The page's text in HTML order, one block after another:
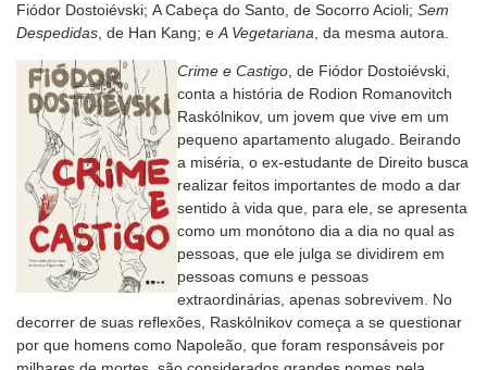
Fiódor Dostoiévski; A Cabeça do Santo, de Socorro Acioli; Sem
Despedidas , de Han Kang; e A Vegetariana , da mesma autora.
Crime e Castigo , de Fiódor Dostoiévski,
conta a história de Rodion Romanovitch
Raskólnikov, um jovem que vive em um
pequeno apartamento alugado. Beirando
a miséria, o ex-estudante de Direito busca
realizar feitos importantes de modo a dar
sentido à vida que, para ele, se apresenta
como um monótono dia a dia no qual as
pessoas, que ele julga se dividirem em
pessoas comuns e pessoas
extraordinárias, apenas sobrevivem. No
decorrer de suas reflexões, Raskólnikov começa a se questionar
por que homens como Napoleão, que foram responsáveis por